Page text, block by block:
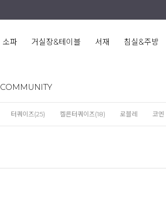
소파 거실장&테이블 서재 침실&주방
COMMUNITY
터쿼이즈(25) 켈른터쿼이즈(18) 로블레 코엔